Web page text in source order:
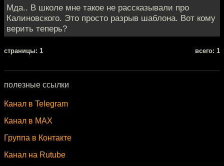
Мда.. В школе мне такое не рассказывали про
Калиновского. Это просто разрыв шаблона. Вот кому
верить теперь?
cтраницы: 1 всего: 1
полезные ссылки
Канал в Telegram
Канал в MAX
Группа в Контакте
Канал на Rutube